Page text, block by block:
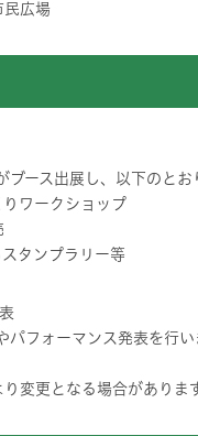
民広場
ブース出展し、以下のとお
りワークショップ
スタンプラリー等
パフォーマンス発表を行い
変更となる場合がありま